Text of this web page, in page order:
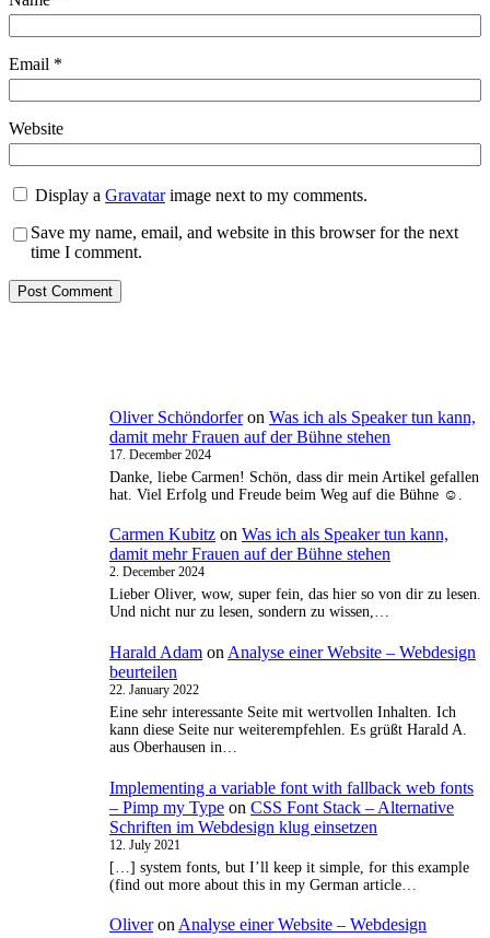
Email *
Website
Display aGravatarimage next to my comments.
Save my name, email, and website in this browser for the next
time I comment.
Oliver Schöndorferon Was ich als Speaker tun kann,
damit mehr Frauen auf der Bühne stehen
17. December 2024
Danke, liebe Carmen! Schön, dass dir mein Artikel gefallen
hat. Viel Erfolg und Freude beim Weg auf die Bühne ☺️.
Carmen Kubitz on Was ich als Speaker tun kann,
damit mehr Frauen auf der Bühne stehen
2. December 2024
Lieber Oliver, wow, super fein, das hier so von dir zu lesen.
Und nicht nur zu lesen, sondern zu wissen,…
Harald Adam on Analyse einer Website – Webdesign
beurteilen
22. January 2022
Eine sehr interessante Seite mit wertvollen Inhalten. Ich
kann diese Seite nur weiterempfehlen. Es grüßt Harald A.
aus Oberhausen in…
Implementing a variable font with fallback web fonts
– Pimp my Type on CSS Font Stack – Alternative
Schriften im Webdesign klug einsetzen
12. July 2021
[…] system fonts, but I’ll keep it simple, for this example
(find out more about this in my German article…
Oliveron Analyse einer Website – Webdesign